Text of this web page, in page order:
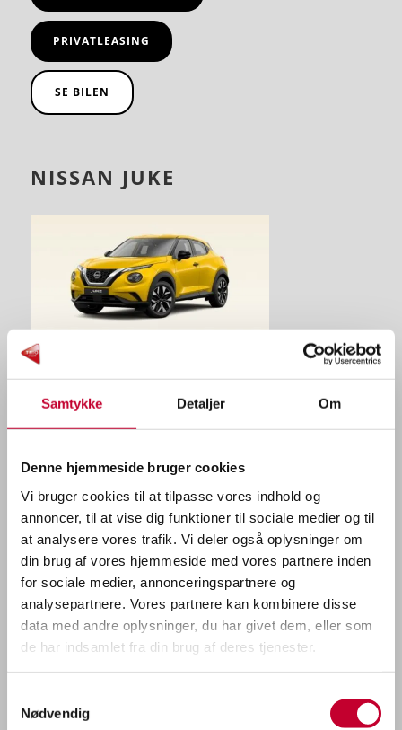
Samtykke Detaljer Om
Denne hjemmeside bruger cookies
Vi bruger cookies til at tilpasse vores indhold og
annoncer, til at vise dig funktioner til sociale medier og til
at analysere vores trafik. Vi deler også oplysninger om
din brug af vores hjemmeside med vores partnere inden
for sociale medier, annonceringspartnere og
analysepartnere. Vores partnere kan kombinere disse
data med andre oplysninger, du har givet dem, eller som
de har indsamlet fra din brug af deres tjenester.
Nødvendig
PRIVATLEASING
SE BILEN
NISSAN JUKE
FRA 241.636 KR.
Standardfunktioner på Acenta (Inklusiv udstyr fra Visia)
Alt sikkerhedsudstyr som standard, Intelligent nødbremse,
gardinairbags MM.
Opvarmede forsæder
7″ Advanced Drive Assist Display
12,3″ touchscreen
Apple CarPlay® + Google Android Auto®
Paddleshift på rattet ved automatgearkasse
Regnsensor
Bakkamera